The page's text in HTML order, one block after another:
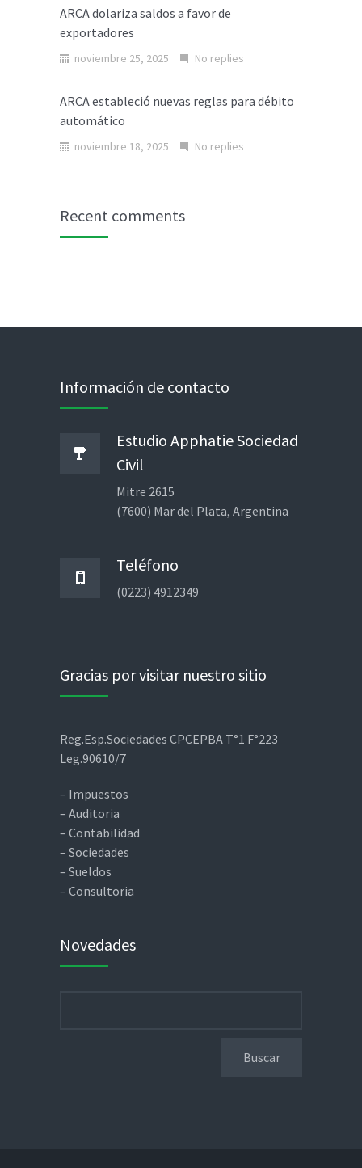
ARCA dolariza saldos a favor de
exportadores
noviembre 25, 2025 No replies
ARCA estableció nuevas reglas para débito
automático
noviembre 18, 2025 No replies
Recent comments
Información de contacto
Estudio Apphatie Sociedad
Civil
Mitre 2615
(7600) Mar del Plata, Argentina
Teléfono
(0223) 4912349
Gracias por visitar nuestro sitio
Reg.Esp.Sociedades CPCEPBA T°1 F°223
Leg.90610/7
– Impuestos
– Auditoria
– Contabilidad
– Sociedades
– Sueldos
– Consultoria
Novedades